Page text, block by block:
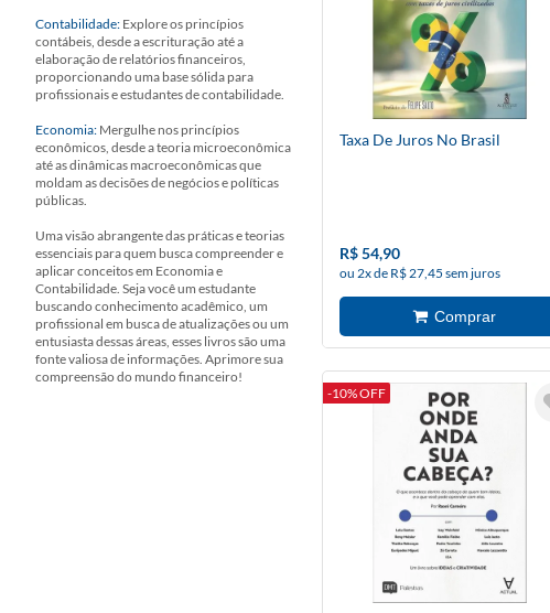
Contabilidade: Explore os princípios
contábeis, desde a escrituração até a
elaboração de relatórios financeiros,
proporcionando uma base sólida para
profissionais e estudantes de contabilidade.
Economia: Mergulhe nos princípios
econômicos, desde a teoria microeconômica
até as dinâmicas macroeconômicas que
moldam as decisões de negócios e políticas
públicas.
Uma visão abrangente das práticas e teorias
essenciais para quem busca compreender e
aplicar conceitos em Economia e
Contabilidade. Seja você um estudante
buscando conhecimento acadêmico, um
profissional em busca de atualizações ou um
entusiasta dessas áreas, esses livros são uma
fonte valiosa de informações. Aprimore sua
compreensão do mundo financeiro!
Taxa De Juros No Brasil
R$ 54,90
ou 2x de R$ 27,45 sem juros
-10% OFF